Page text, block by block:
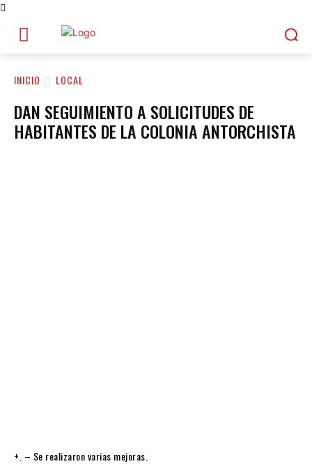
INICIO LOCAL
DAN SEGUIMIENTO A SOLICITUDES DE
HABITANTES DE LA COLONIA ANTORCHISTA
+. – Se realizaron varias mejoras.